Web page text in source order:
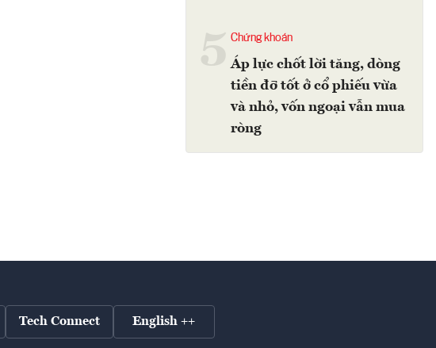
Chứng khoán
Áp lực chốt lời tăng, dòng
tiền đỡ tốt ở cổ phiếu vừa
và nhỏ, vốn ngoại vẫn mua
ròng
Tech Connect English ++